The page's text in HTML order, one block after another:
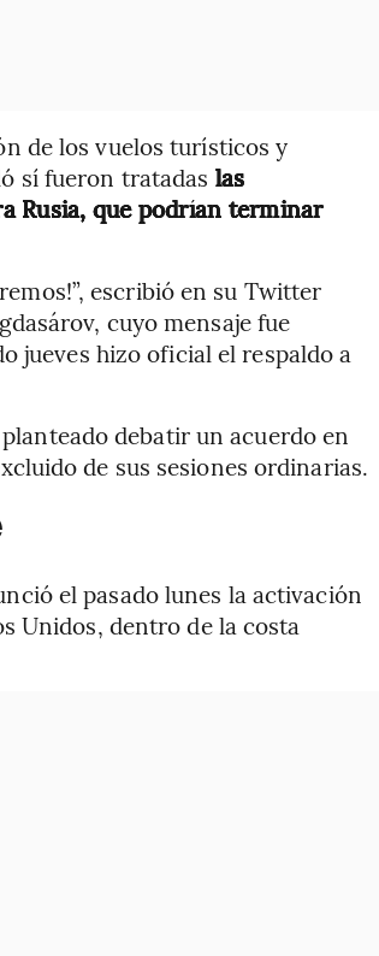
de los vuelos turísticos y
sí fueron tratadas las
Rusia, que podrían terminar
escribió en su Twitter
cuyo mensaje fue
jueves hizo oficial el respaldo a
debatir un acuerdo en
de sus sesiones ordinarias.
el pasado lunes la activación
Unidos, dentro de la costa